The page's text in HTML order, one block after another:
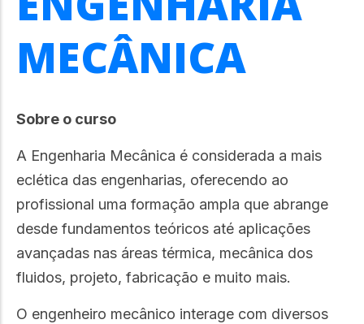
MECÂNICA
Sobre o curso
A Engenharia Mecânica é considerada a mais
eclética das engenharias, oferecendo ao
profissional uma formação ampla que abrange
desde fundamentos teóricos até aplicações
avançadas nas áreas térmica, mecânica dos
fluidos, projeto, fabricação e muito mais.
O engenheiro mecânico interage com diversos